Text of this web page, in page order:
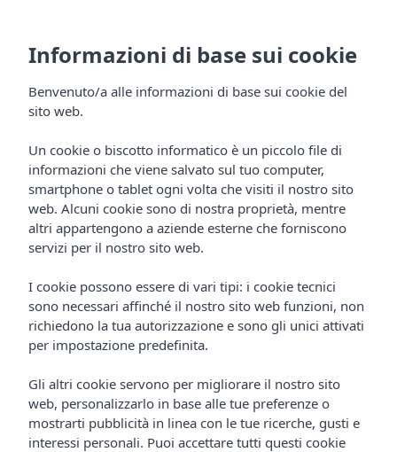
Galleria
Appartamenti Vibra Calima
Home Ibiza
San Antonio De Portmany
Appartamenti Vibra Calima
GALLERIA
Informazioni di base sui cookie
Benvenuto/a alle informazioni di base sui cookie del
sito web.
Un cookie o biscotto informatico è un piccolo file di
informazioni che viene salvato sul tuo computer,
smartphone o tablet ogni volta che visiti il nostro sito
web. Alcuni cookie sono di nostra proprietà, mentre
altri appartengono a aziende esterne che forniscono
servizi per il nostro sito web.
I cookie possono essere di vari tipi: i cookie tecnici
sono necessari affinché il nostro sito web funzioni, non
richiedono la tua autorizzazione e sono gli unici attivati
per impostazione predefinita.
Gli altri cookie servono per migliorare il nostro sito
web, personalizzarlo in base alle tue preferenze o
mostrarti pubblicità in linea con le tue ricerche, gusti e
interessi personali. Puoi accettare tutti questi cookie